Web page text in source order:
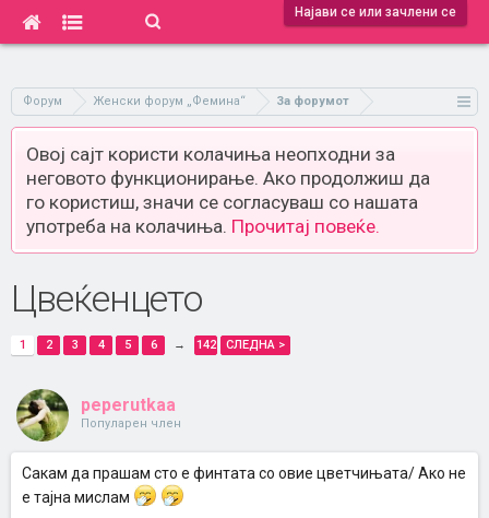
Најави се или зачлени се
Форум Женски форум „Фемина“ За форумот
Овој сајт користи колачиња неопходни за
неговото функционирање. Ако продолжиш да
го користиш, значи се согласуваш со нашата
употреба на колачиња. Прочитај повеќе.
Цвеќенцето
1 2 3 4 5 6 → 142 СЛЕДНА >
peperutkaa
Популарен член
Сакам да прашам сто е финтата со овие цветчињата/ Ако не
е тајна мислам